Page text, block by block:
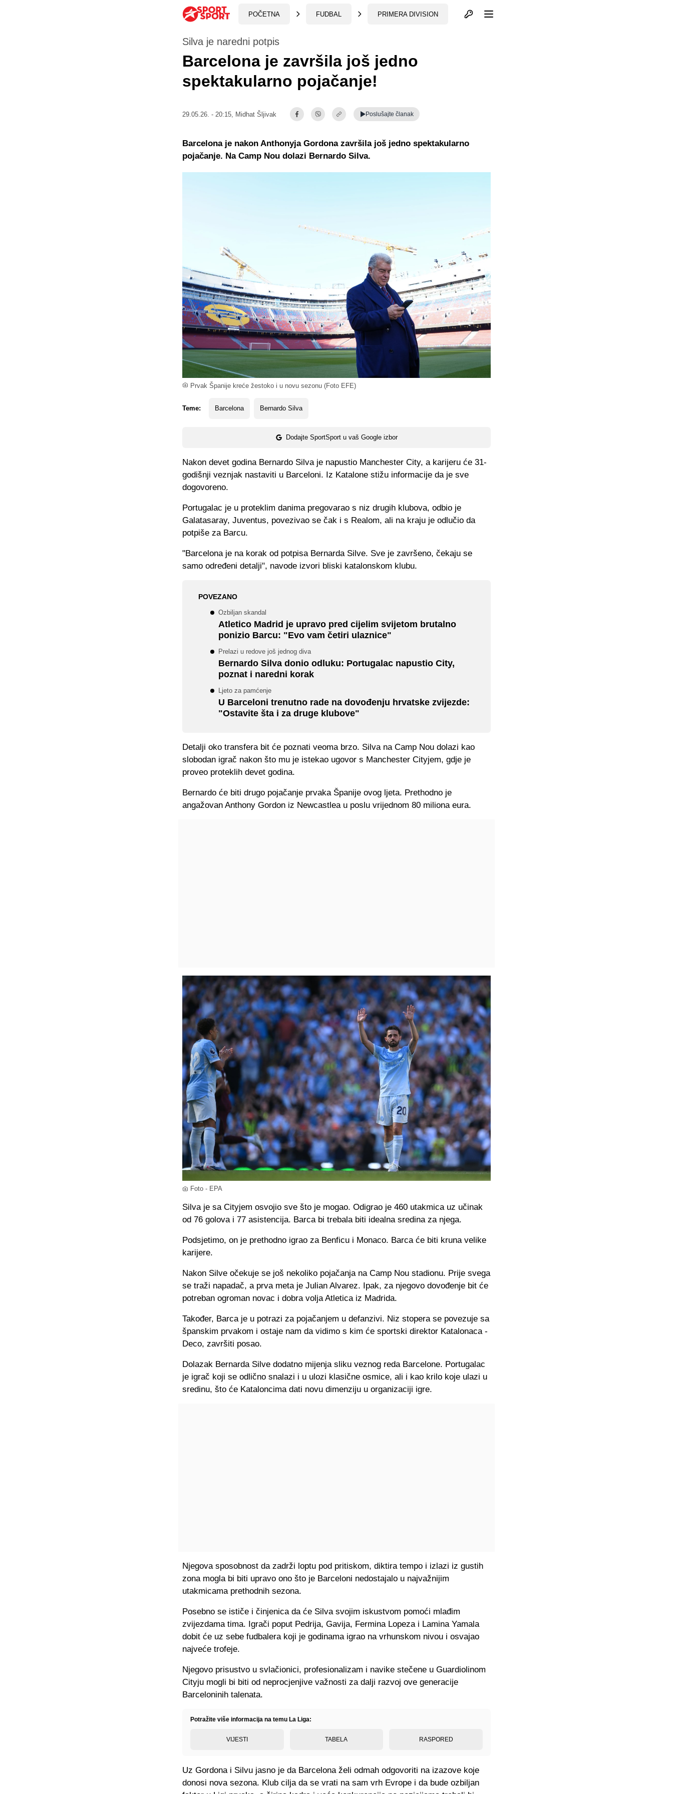
POČETNA FUDBAL PRIMERA DIVISION Otvori profil
Prvak Španije kreće žestoko i u novu sezonu (Foto EFE)
Silva je naredni potpis
Barcelona je završila još jedno
spektakularno pojačanje!
29.05.26. - 20:15, Midhat Šljivak Poslušajte članak
Teme: Barcelona Bernardo Silva
Dodajte SportSport u vaš Google izbor
Barcelona je nakon Anthonyja Gordona završila još jedno spektakularno
pojačanje. Na Camp Nou dolazi Bernardo Silva.
Nakon devet godina Bernardo Silva je napustio Manchester City, a karijeru će 31-
godišnji veznjak nastaviti u Barceloni. Iz Katalone stižu informacije da je sve
dogovoreno.
Portugalac je u proteklim danima pregovarao s niz drugih klubova, odbio je
Galatasaray, Juventus, povezivao se čak i s Realom, ali na kraju je odlučio da
potpiše za Barcu.
"Barcelona je na korak od potpisa Bernarda Silve. Sve je završeno, čekaju se
samo određeni detalji", navode izvori bliski katalonskom klubu.
POVEZANO
Ozbiljan skandal
Atletico Madrid je upravo pred cijelim svijetom brutalno
ponizio Barcu: "Evo vam četiri ulaznice"
Prelazi u redove još jednog diva
Bernardo Silva donio odluku: Portugalac napustio City,
poznat i naredni korak
Ljeto za pamćenje
U Barceloni trenutno rade na dovođenju hrvatske zvijezde:
"Ostavite šta i za druge klubove"
Detalji oko transfera bit će poznati veoma brzo. Silva na Camp Nou dolazi kao
slobodan igrač nakon što mu je istekao ugovor s Manchester Cityjem, gdje je
proveo proteklih devet godina.
Bernardo će biti drugo pojačanje prvaka Španije ovog ljeta. Prethodno je
angažovan Anthony Gordon iz Newcastlea u poslu vrijednom 80 miliona eura.
Foto - EPA
Silva je sa Cityjem osvojio sve što je mogao. Odigrao je 460 utakmica uz učinak
od 76 golova i 77 asistencija. Barca bi trebala biti idealna sredina za njega.
Podsjetimo, on je prethodno igrao za Benficu i Monaco. Barca će biti kruna velike
karijere.
Nakon Silve očekuje se još nekoliko pojačanja na Camp Nou stadionu. Prije svega
se traži napadač, a prva meta je Julian Alvarez. Ipak, za njegovo dovođenje bit će
potreban ogroman novac i dobra volja Atletica iz Madrida.
Također, Barca je u potrazi za pojačanjem u defanzivi. Niz stopera se povezuje sa
španskim prvakom i ostaje nam da vidimo s kim će sportski direktor Katalonaca -
Deco, završiti posao.
Dolazak Bernarda Silve dodatno mijenja sliku veznog reda Barcelone. Portugalac
je igrač koji se odlično snalazi i u ulozi klasične osmice, ali i kao krilo koje ulazi u
sredinu, što će Kataloncima dati novu dimenziju u organizaciji igre.
Njegova sposobnost da zadrži loptu pod pritiskom, diktira tempo i izlazi iz gustih
zona mogla bi biti upravo ono što je Barceloni nedostajalo u najvažnijim
utakmicama prethodnih sezona.
Posebno se ističe i činjenica da će Silva svojim iskustvom pomoći mlađim
zvijezdama tima. Igrači poput Pedrija, Gavija, Fermina Lopeza i Lamina Yamala
dobit će uz sebe fudbalera koji je godinama igrao na vrhunskom nivou i osvajao
najveće trofeje.
Njegovo prisustvo u svlačionici, profesionalizam i navike stečene u Guardiolinom
Cityju mogli bi biti od neprocjenjive važnosti za dalji razvoj ove generacije
Barceloninih talenata.
Potražite više informacija na temu La Liga:
VIJESTI TABELA RASPORED
Uz Gordona i Silvu jasno je da Barcelona želi odmah odgovoriti na izazove koje
donosi nova sezona. Klub cilja da se vrati na sam vrh Evrope i da bude ozbiljan